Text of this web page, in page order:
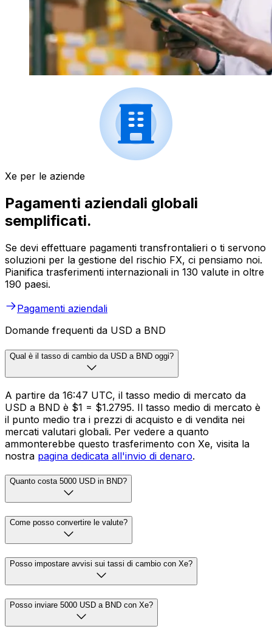
Xe per le aziende
Pagamenti aziendali globali
semplificati.
Se devi effettuare pagamenti transfrontalieri o ti servono
soluzioni per la gestione del rischio FX, ci pensiamo noi.
Pianifica trasferimenti internazionali in 130 valute in oltre
190 paesi.
Pagamenti aziendali
Domande frequenti da USD a BND
Qual è il tasso di cambio da USD a BND oggi?
A partire da 16:47 UTC, il tasso medio di mercato da
USD a BND è $1 = $1.2795. Il tasso medio di mercato è
il punto medio tra i prezzi di acquisto e di vendita nei
mercati valutari globali. Per vedere a quanto
ammonterebbe questo trasferimento con Xe, visita la
nostra pagina dedicata all'invio di denaro.
Quanto costa 5000 USD in BND?
Come posso convertire le valute?
Posso impostare avvisi sui tassi di cambio con Xe?
Posso inviare 5000 USD a BND con Xe?